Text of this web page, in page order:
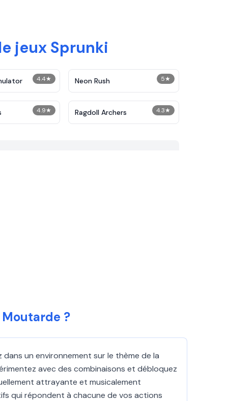
jeux Sprunki
4.4★ 5★
Neon Rush
4.9★ 4.3★
Ragdoll Archers
?
un environnement sur le thème de la
avec des combinaisons et débloquez
attrayante et musicalement
qui répondent à chacune de vos actions